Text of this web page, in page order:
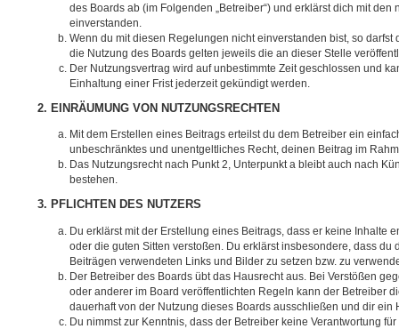
des Boards ab (im Folgenden „Betreiber“) und erklärst dich mit
einverstanden.
Wenn du mit diesen Regelungen nicht einverstanden bist, so darfst
die Nutzung des Boards gelten jeweils die an dieser Stelle
Der Nutzungsvertrag wird auf unbestimmte Zeit geschlossen und
Einhaltung einer Frist jederzeit gekündigt werden.
2. EINRÄUMUNG VON NUTZUNGSRECHTEN
Mit dem Erstellen eines Beitrags erteilst du dem Betreiber ein
unbeschränktes und unentgeltliches Recht, deinen Beitrag im
Das Nutzungsrecht nach Punkt 2, Unterpunkt a bleibt auch nach
bestehen.
3. PFLICHTEN DES NUTZERS
Du erklärst mit der Erstellung eines Beitrags, dass er keine Inhalte
oder die guten Sitten verstoßen. Du erklärst insbesondere, dass du
Beiträgen verwendeten Links und Bilder zu setzen bzw. zu
Der Betreiber des Boards übt das Hausrecht aus. Bei Verstößen
oder anderer im Board veröffentlichten Regeln kann der Betreiber
dauerhaft von der Nutzung dieses Boards ausschließen und dir ein
Du nimmst zur Kenntnis, dass der Betreiber keine Verantwortung